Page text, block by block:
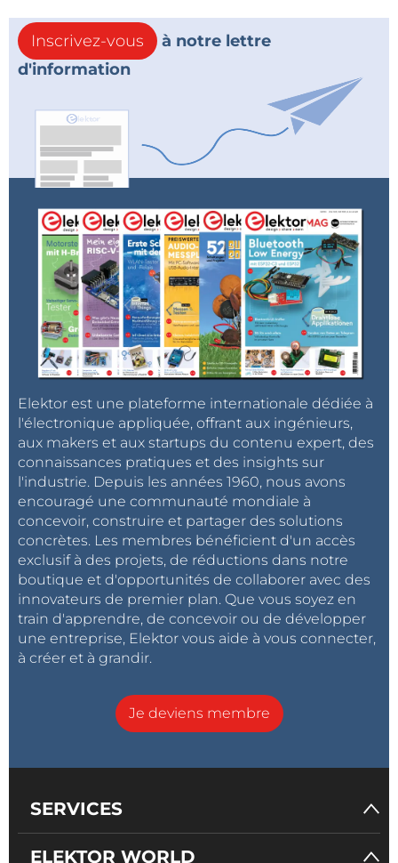
Inscrivez-vous
à notre lettre
d'information
Elektor est une plateforme internationale dédiée à
l'électronique appliquée, offrant aux ingénieurs,
aux makers et aux startups du contenu expert, des
connaissances pratiques et des insights sur
l'industrie. Depuis les années 1960, nous avons
encouragé une communauté mondiale à
concevoir, construire et partager des solutions
concrètes. Les membres bénéficient d'un accès
exclusif à des projets, de réductions dans notre
boutique et d'opportunités de collaborer avec des
innovateurs de premier plan. Que vous soyez en
train d'apprendre, de concevoir ou de développer
une entreprise, Elektor vous aide à vous connecter,
à créer et à grandir.
Je deviens membre
SERVICES
ELEKTOR WORLD